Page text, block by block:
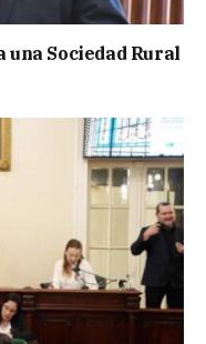
una Sociedad Rural